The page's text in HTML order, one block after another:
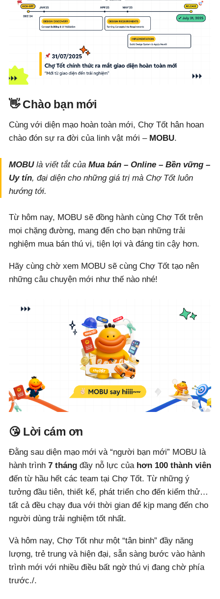
👋 Chào bạn mới
Cùng với diện mạo hoàn toàn mới, Chợ Tốt hân hoan
chào đón sự ra đời của linh vật mới – MOBU.
MOBUlà viết tắt của Mua bán – Online – Bền vững –
Uy tín, đại diện cho những giá trị mà Chợ Tốt luôn
hướng tới.
Từ hôm nay, MOBU sẽ đồng hành cùng Chợ Tốt trên
mọi chặng đường, mang đến cho bạn những trải
nghiệm mua bán thú vị, tiện lợi và đáng tin cậy hơn.
Hãy cùng chờ xem MOBU sẽ cùng Chợ Tốt tạo nên
những câu chuyện mới như thế nào nhé!
😘 Lời cám ơn
Đằng sau diện mạo mới và “người bạn mới” MOBU là
hành trình 7 thángđầy nỗ lực của hơn 100 thành viên
đến từ hầu hết các team tại Chợ Tốt. Từ những ý
tưởng đầu tiên, thiết kế, phát triển cho đến kiểm thử…
tất cả đều chạy đua với thời gian để kịp mang đến cho
người dùng trải nghiệm tốt nhất.
Và hôm nay, Chợ Tốt như một “tân binh” đầy năng
lượng, trẻ trung và hiện đại, sẵn sàng bước vào hành
trình mới với nhiều điều bất ngờ thú vị đang chờ phía
trước./.